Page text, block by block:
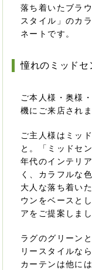
落ち着いたブラ
スタイル」のカ
ネートです。
憧れのミッドセ
ご本人様・奥様
機にご来店されま
ご主人様はミッ
と。「ミッドセ
年代のインテリ
く、カラフルな
大人な落ち着い
ウンをベースと
アをご提案しまし
ラグのグリーン
リースタイルな
カーテンは他に